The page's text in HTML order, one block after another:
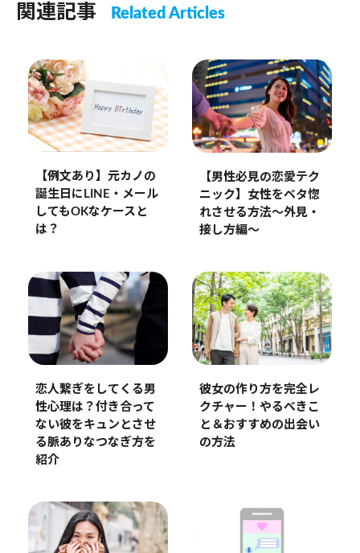
関連記事 Related Articles
【例文あり】元カノの
誕生日にLINE・メール
してもOKなケースと
は？
【男性必見の恋愛テク
ニック】女性をベタ惚
れさせる方法〜外見・
接し方編〜
恋人繋ぎをしてくる男
性心理は？付き合って
ない彼をキュンとさせ
る脈ありなつなぎ方を
紹介
彼女の作り方を完全レ
クチャー！やるべきこ
と＆おすすめの出会い
の方法